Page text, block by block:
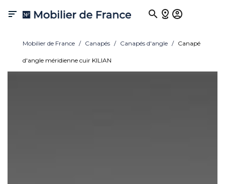

Mobilier de France Canapés Canapés d'angle Canapé
d'angle méridienne cuir KILIAN